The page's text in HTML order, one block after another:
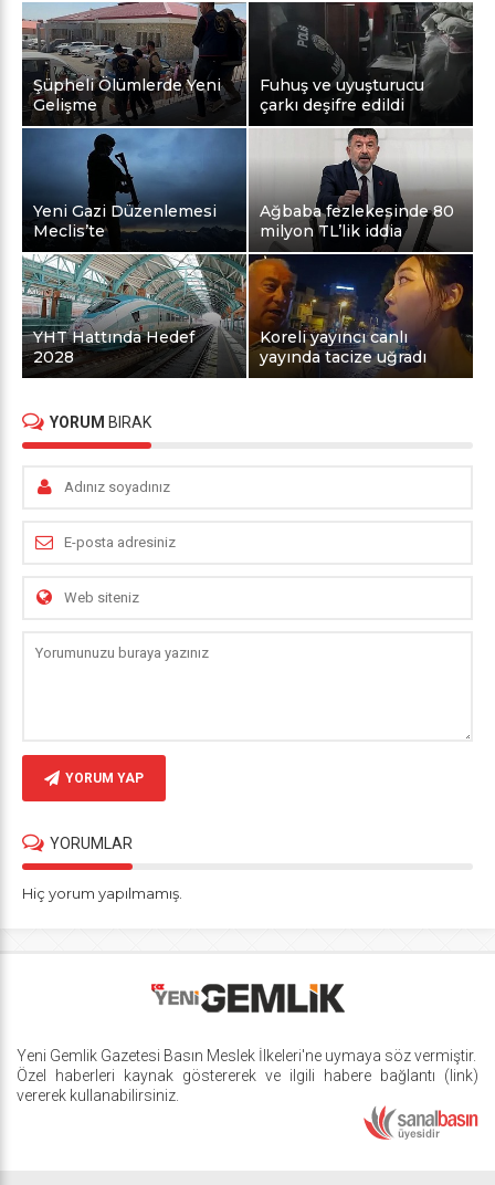
Şüpheli Ölümlerde Yeni
Gelişme
Fuhuş ve uyuşturucu
çarkı deşifre edildi
Yeni Gazi Düzenlemesi
Meclis’te
Ağbaba fezlekesinde 80
milyon TL’lik iddia
YHT Hattında Hedef
2028
Koreli yayıncı canlı
yayında tacize uğradı
YORUM BIRAK
YORUM YAP
YORUMLAR
Hiç yorum yapılmamış.
Yeni Gemlik Gazetesi Basın Meslek İlkeleri'ne uymaya söz vermiştir.
Özel haberleri kaynak göstererek ve ilgili habere bağlantı (link)
vererek kullanabilirsiniz.